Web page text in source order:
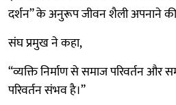
दर्शन” के अनुरूप जीवन शैली अपनाने की
संघ प्रमुख ने कहा,
“व्यक्ति निर्माण से समाज परिवर्तन और
परिवर्तन संभव है।”